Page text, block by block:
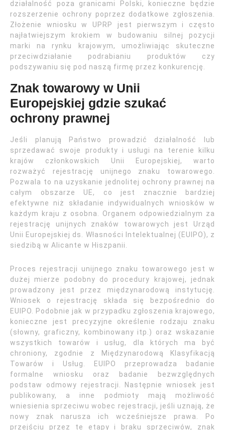
działalność poza granicami Polski, konieczne będzie
rozszerzenie ochrony poprzez dodatkowe zgłoszenia.
Złożenie wniosku w UPRP jest pierwszym i często
najłatwiejszym krokiem w budowaniu silnej pozycji
marki na rynku krajowym, umożliwiając skuteczne
przeciwdziałanie podrabianiu produktów czy
podszywaniu się pod naszą firmę przez konkurencję.
Znak towarowy w Unii
Europejskiej gdzie szukać
ochrony prawnej
Jeśli planują Państwo prowadzić działalność lub
sprzedawać swoje produkty i usługi na terenie kilku
krajów członkowskich Unii Europejskiej, warto
rozważyć rejestrację unijnego znaku towarowego.
Pozwala to na uzyskanie jednolitej ochrony prawnej na
całym obszarze UE, co jest znacznie bardziej
efektywne niż składanie indywidualnych wniosków w
każdym kraju z osobna. Organem odpowiedzialnym za
rejestrację unijnych znaków towarowych jest Urząd
Unii Europejskiej ds. Własności Intelektualnej (EUIPO), z
siedzibą w Alicante w Hiszpanii.
Proces rejestracji unijnego znaku towarowego jest w
dużej mierze podobny do procedury krajowej, jednak
prowadzony jest przez międzynarodową instytucję.
Wniosek o rejestrację składa się bezpośrednio do
EUIPO. Podobnie jak w przypadku zgłoszenia krajowego,
konieczne jest precyzyjne określenie rodzaju znaku
(słowny, graficzny, kombinowany itp.) oraz wskazanie
wszystkich towarów i usług, dla których ma być
chroniony, zgodnie z Międzynarodową Klasyfikacją
Towarów i Usług. EUIPO przeprowadza badanie
formalne wniosku oraz badanie bezwzględnych
podstaw odmowy rejestracji. Następnie wniosek jest
publikowany, a inne podmioty mają możliwość
wniesienia sprzeciwu wobec rejestracji, jeśli uznają, że
nowy znak narusza ich wcześniejsze prawa. Po
przejściu przez te etapy i braku sprzeciwów, znak